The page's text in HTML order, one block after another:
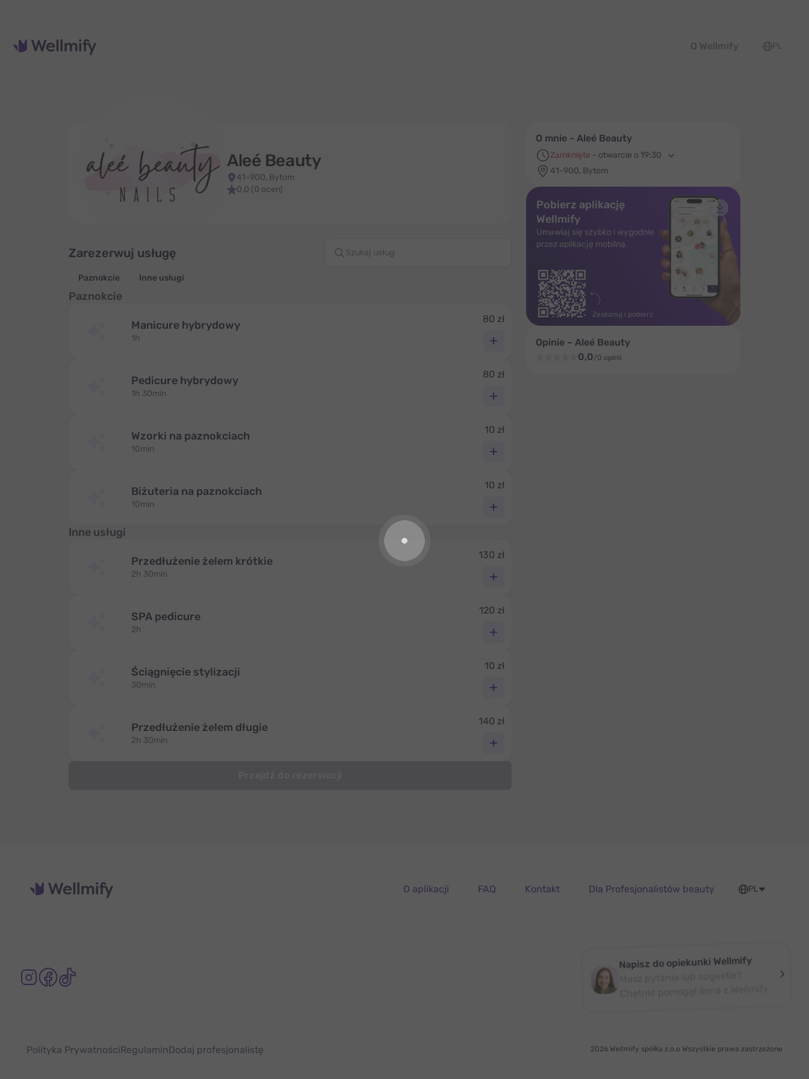
O Wellmify PL
Aleé Beauty
41-900, Bytom
0,0 (0 ocen)
Zarezerwuj usługę
Paznokcie Inne usługi
Paznokcie
Manicure hybrydowy
1h
80 zł
Pedicure hybrydowy
1h 30min
80 zł
Wzorki na paznokciach
10min
10 zł
Biżuteria na paznokciach
10min
10 zł
Inne usługi
Przedłużenie żelem krótkie
2h 30min
130 zł
SPA pedicure
2h
120 zł
Ściągnięcie stylizacji
30min
10 zł
Przedłużenie żelem długie
2h 30min
140 zł
O mnie - Aleé Beauty
Zamknięte - otwarcie o 19:30
41-900, Bytom
Pobierz aplikację
Wellmify
Umawiaj się szybko i wygodnie
przez aplikację mobilną.
Zeskanuj i pobierz
Opinie – Aleé Beauty
0,0/0 opinii
O aplikacji FAQ Kontakt Dla Profesjonalistów beauty PL
Napisz do opiekunki Wellmify
Polityka PrywatnościRegulaminDodaj profesjonalistę 2026 Wellmify spółka z.o.o Wszystkie prawa zastrzeżone